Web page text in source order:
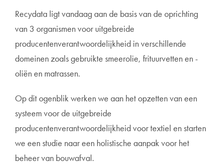
Recydata ligt vandaag aan de basis van de oprichting
van 3 organismen voor uitgebreide
producentenverantwoordelijkheid in verschillende
domeinen zoals gebruikte smeerolie, frituurvetten en -
oliën en matrassen.
Op dit ogenblik werken we aan het opzetten van een
systeem voor de uitgebreide
producentenverantwoordelijkheid voor textiel en starten
we een studie naar een holistische aanpak voor het
beheer van bouwafval.